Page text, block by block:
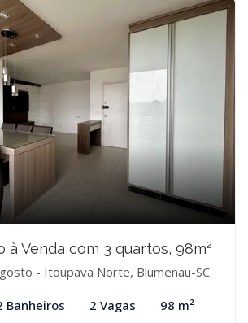
à Venda com 3 quartos, 98m²
- Itoupava Norte, Blumenau-SC
Banheiros 2 Vagas 98 m²